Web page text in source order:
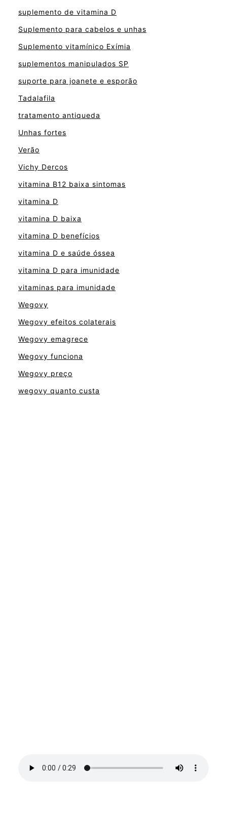
suplemento de vitamina D
Suplemento para cabelos e unhas
Suplemento vitamínico Exímia
suplementos manipulados SP
suporte para joanete e esporão
Tadalafila
tratamento antiqueda
Unhas fortes
Verão
Vichy Dercos
vitamina B12 baixa sintomas
vitamina D
vitamina D baixa
vitamina D benefícios
vitamina D e saúde óssea
vitamina D para imunidade
vitaminas para imunidade
Wegovy
Wegovy efeitos colaterais
Wegovy emagrece
Wegovy funciona
Wegovy preço
wegovy quanto custa